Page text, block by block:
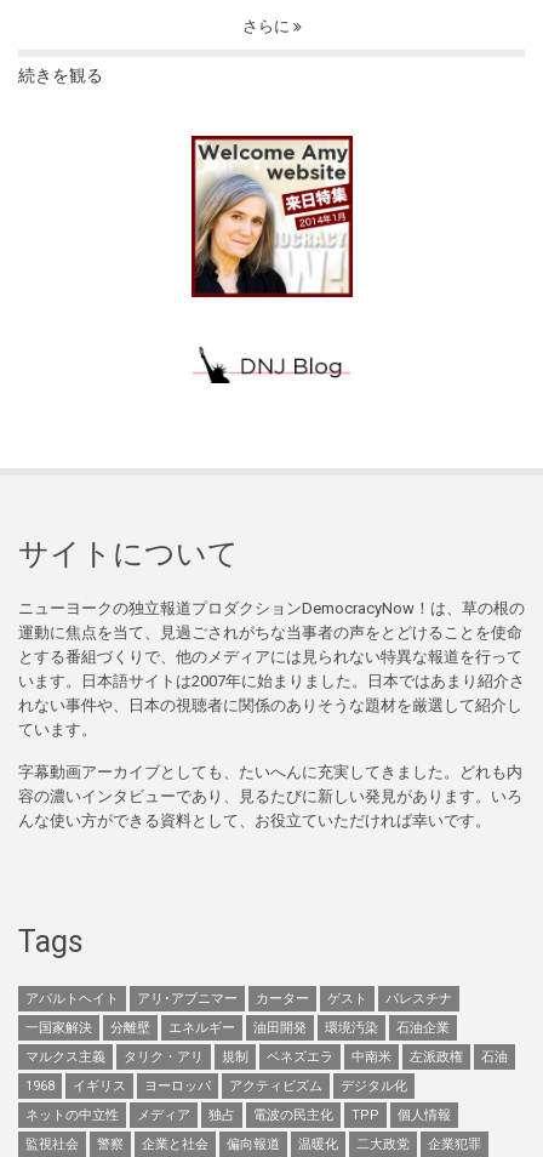
さらに
続きを観る
サイトについて
ニューヨークの独立報道プロダクションDemocracyNow！は、草の根の
運動に焦点を当て、見過ごされがちな当事者の声をとどけることを使命
とする番組づくりで、他のメディアには見られない特異な報道を行って
います。日本語サイトは2007年に始まりました。日本ではあまり紹介さ
れない事件や、日本の視聴者に関係のありそうな題材を厳選して紹介し
ています。
字幕動画アーカイブとしても、たいへんに充実してきました。どれも内
容の濃いインタビューであり、見るたびに新しい発見があります。いろ
んな使い方ができる資料として、お役立ていただければ幸いです。
Tags
アパルトヘイト アリ･アブニマー カーター ゲスト
パレスチナ
一国家解決
分離壁 エネルギー 油田開発 環境汚染
石油企業
マルクス主義
タリク・アリ 規制 ベネズエラ 中南米 左派政権
石油
1968
イギリス ヨーロッパ アクティビズム
デジタル化
ネットの中立性
メディア 独占 電波の民主化 TPP
個人情報
監視社会
警察 企業と社会 偏向報道 温暖化 二大政党 企業犯罪